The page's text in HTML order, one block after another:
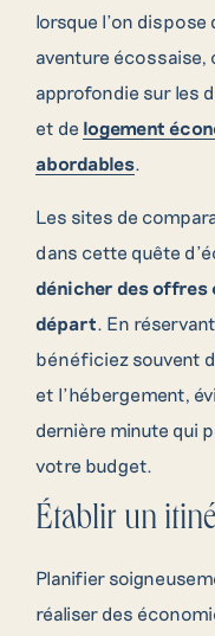
lorsque l’on
aventure écossaise,
approfondie sur les
et de logement
abordables.
Les sites de
dans cette quête
dénicher des
départ. En
bénéficiez souvent
et l’hébergement,
dernière minute qui
votre budget.
Établir un
Planifier
réaliser des